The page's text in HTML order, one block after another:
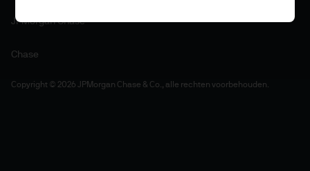
JPMorgan Chase
Chase
Copyright © 2026 JPMorgan Chase & Co., alle rechten voorbehouden.